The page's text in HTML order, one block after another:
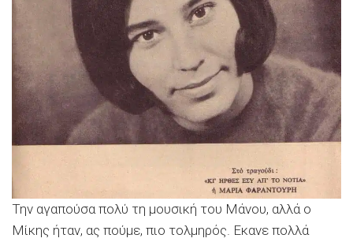
Την αγαπούσα πολύ τη μουσική του Μάνου, αλλά ο
Μίκης ήταν, ας πούμε, πιο τολμηρός. Εκανε πολλά